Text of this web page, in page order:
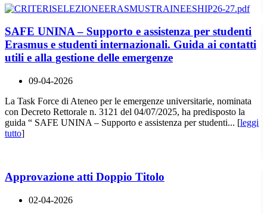
SAFE UNINA – Supporto e assistenza per studenti
Erasmus e studenti internazionali. Guida ai contatti
utili e alla gestione delle emergenze
09-04-2026
La Task Force di Ateneo per le emergenze universitarie, nominata
con Decreto Rettorale n. 3121 del 04/07/2025, ha predisposto la
guida “ SAFE UNINA – Supporto e assistenza per studenti... [leggi
tutto]
Approvazione atti Doppio Titolo
02-04-2026